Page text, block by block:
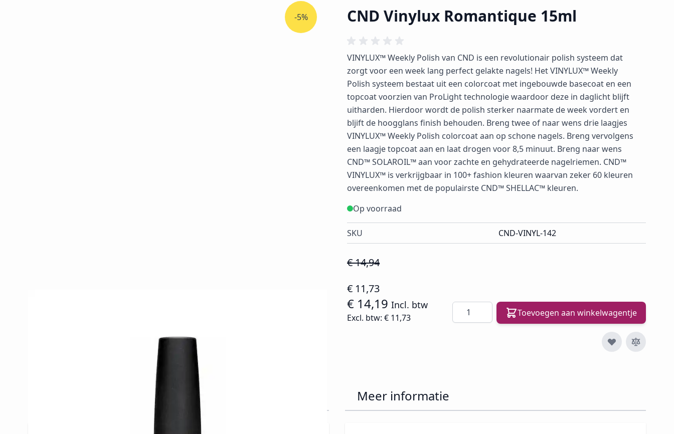
CND Vinylux Romantique 15ml
-5%
VINYLUX™ Weekly Polish van CND is een revolutionair polish systeem dat
zorgt voor een week lang perfect gelakte nagels! Het VINYLUX™ Weekly
Polish systeem bestaat uit een colorcoat met ingebouwde basecoat en een
topcoat voorzien van ProLight technologie waardoor deze in daglicht blijft
uitharden. Hierdoor wordt de polish sterker naarmate de week vordert en
bljift de hoogglans finish behouden. Breng twee of naar wens drie laagjes
VINYLUX™ Weekly Polish colorcoat aan op schone nagels. Breng vervolgens
een laagje topcoat aan en laat drogen voor 8,5 minuut. Breng naar wens
CND™ SOLAROIL™ aan voor zachte en gehydrateerde nagelriemen. CND™
VINYLUX™ is verkrijgbaar in 100+ fashion kleuren waarvan zeker 60 kleuren
overeenkomen met de populairste CND™ SHELLAC™ kleuren.
Op voorraad
SKU CND-VINYL-142
€ 14,94
€ 11,73
€ 14,19 Incl. btw
Excl. btw: € 11,73
Aantal Toevoegen aan winkelwagentje
CND Vinylux Romantique 15ml Meer informatie